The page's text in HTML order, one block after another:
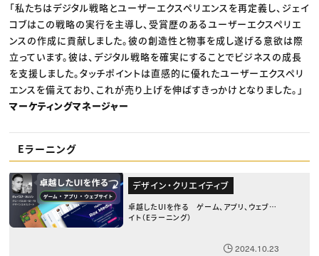
「私たちはデジタル戦略とユーザーエクスペリエンスを再定義し、ジェイ
コブはこの戦略の実行を主導し、受賞歴のあるユーザーエクスペリエ
ンスの作成に貢献しました。彼の創造性と物事を成し遂げる意欲は際
立っています。彼は、デジタル戦略を確実にすることでビジネスの成長
を支援しました。タッチポイントは直感的に優れたユーザーエクスペリ
エンスを備えており、これが売り上げを伸ばすきっかけとなりました。」
マーケティングマネージャー
Eラーニング
デザイン・クリエイティブ
卓越したUIを作る ゲーム、アプリ、ウェブサ
イト（Eラーニング）
2024.10.23